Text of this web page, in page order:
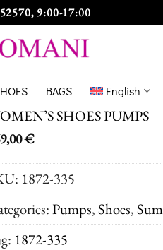
, 9:00-17:00
BAGS English
SHOES PUMPS
€
1872-335
Pumps,Shoes,
1872-335